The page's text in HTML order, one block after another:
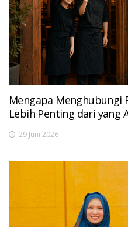
Mengapa Menghubungi
Lebih Penting dari yang
29 Juni 2026